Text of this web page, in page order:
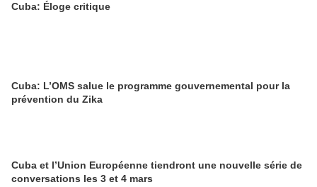
Cuba: Éloge critique
Cuba: L’OMS salue le programme gouvernemental pour la
prévention du Zika
Cuba et l’Union Européenne tiendront une nouvelle série de
conversations les 3 et 4 mars